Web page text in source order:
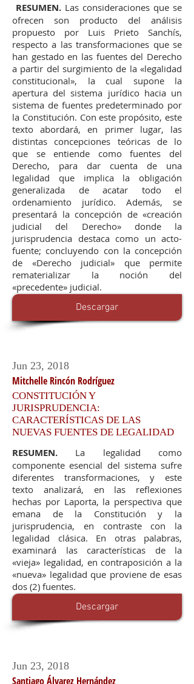
RESUMEN. Las consideraciones que se
ofrecen son producto del análisis
propuesto por Luis Prieto Sanchís,
respecto a las transformaciones que se
han gestado en las fuentes del Derecho
a partir del surgimiento de la «legalidad
constitucional», la cual supone la
apertura del sistema jurídico hacia un
sistema de fuentes predeterminado por
la Constitución. Con este propósito, este
texto abordará, en primer lugar, las
distintas concepciones teóricas de lo
que se entiende como fuentes del
Derecho, para dar cuenta de una
legalidad que implica la obligación
generalizada de acatar todo el
ordenamiento jurídico. Además, se
presentará la concepción de «creación
judicial del Derecho» donde la
jurisprudencia destaca como un acto-
fuente; concluyendo con la concepción
de «Derecho judicial» que permite
rematerializar la noción del
«precedente» judicial.
Descargar
Jun 23, 2018
Mitchelle Rincón Rodríguez
CONSTITUCIÓN Y
JURISPRUDENCIA:
CARACTERÍSTICAS DE LAS
NUEVAS FUENTES DE LEGALIDAD
RESUMEN. La legalidad como
componente esencial del sistema sufre
diferentes transformaciones, y este
texto analizará, en las reflexiones
hechas por Laporta, la perspectiva que
emana de la Constitución y la
jurisprudencia, en contraste con la
legalidad clásica. En otras palabras,
examinará las características de la
«vieja» legalidad, en contraposición a la
«nueva» legalidad que proviene de esas
dos (2) fuentes.
Descargar
Jun 23, 2018
Santiago Álvarez Hernández